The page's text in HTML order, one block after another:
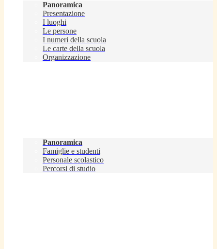
Panoramica
Presentazione
I luoghi
Le persone
I numeri della scuola
Le carte della scuola
Organizzazione
Panoramica
Famiglie e studenti
Personale scolastico
Percorsi di studio